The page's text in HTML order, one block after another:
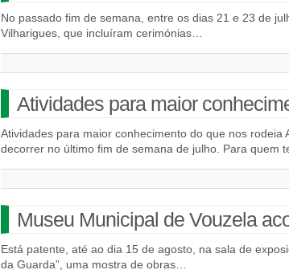
No passado fim de semana, entre os dias 21 e 23 de
Vilharigues, que incluíram cerimónias…
Atividades para maior
Atividades para maior conhecimento do que nos
decorrer no último fim de semana de julho. Para quem
Museu Municipal de Vouzela
Está patente, até ao dia 15 de agosto, na sala de
da Guarda”, uma mostra de obras…